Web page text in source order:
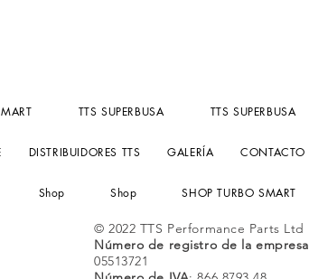
TTS SUPERBUSA TTS SUPERBUSA
DISTRIBUIDORES TTS GALERÍA CONTACTO
Shop Shop SHOP TURBO SMART
© 2022 TTS Performance Parts Ltd
Número de registro de la empresa
05513721